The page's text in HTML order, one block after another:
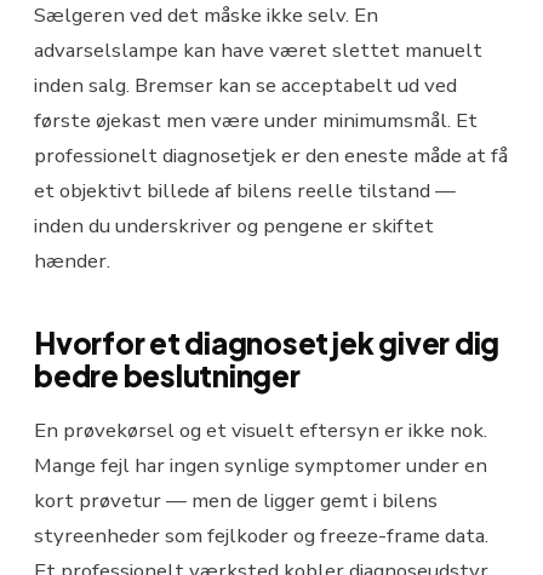
Sælgeren ved det måske ikke selv. En
advarselslampe kan have været slettet manuelt
inden salg. Bremser kan se acceptabelt ud ved
første øjekast men være under minimumsmål. Et
professionelt diagnosetjek er den eneste måde at få
et objektivt billede af bilens reelle tilstand —
inden du underskriver og pengene er skiftet
hænder.
Hvorfor et diagnosetjek giver dig
bedre beslutninger
En prøvekørsel og et visuelt eftersyn er ikke nok.
Mange fejl har ingen synlige symptomer under en
kort prøvetur — men de ligger gemt i bilens
styreenheder som fejlkoder og freeze-frame data.